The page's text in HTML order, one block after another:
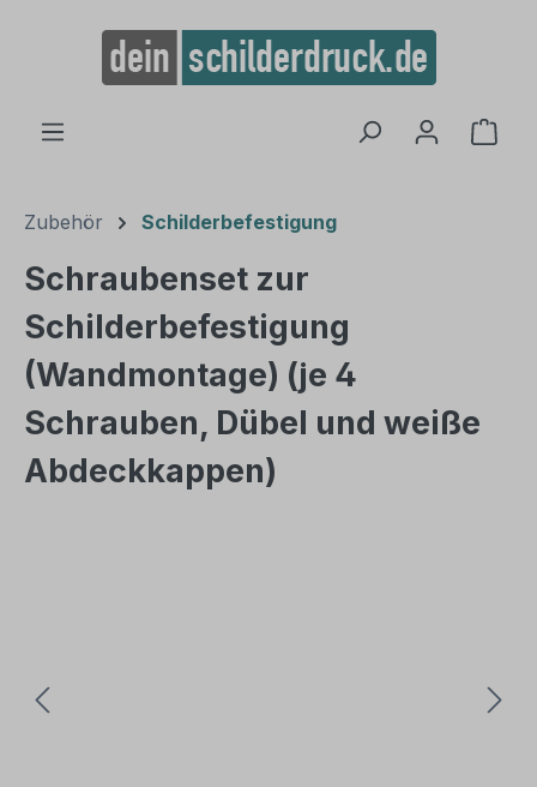
springen
Zubehör Schilderbefestigung
Schraubenset zur
Schilderbefestigung
(Wandmontage) (je 4
Schrauben, Dübel und weiße
Abdeckkappen)